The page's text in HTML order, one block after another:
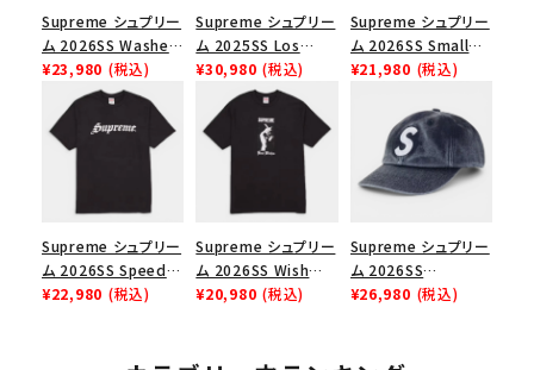
Supreme シュプリー
ム 2026SS Washed
Chino Twill Camp
Cap ウォッシュド チ
ノツイル キャンプキャ
ップ ブラック
¥23,980 (税込)
Supreme シュプリー
ム 2025SS Los
Angeles Fire Relief
Box Logo Tee ファ
イヤーリリーフボック
スロゴTシャツ ホワ
¥30,980 (税込)
Supreme シュプリー
ム 2026SS Small
Box Tee スモールボ
¥21,980 (税込)
Supreme シュプリー
ム 2026SS Speed
Tee スピードTシャツ
¥22,980 (税込)
Supreme シュプリー
ム 2026SS Wish
Tee ウィッシュTシ
¥20,980 (税込)
Supreme シュプリー
ム 2026SS
Pigment Coated S
ゴ 6パネル ネイビー
¥26,980 (税込)